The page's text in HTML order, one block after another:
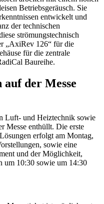
Betriebsgeräusch. Sie
entwickelt und
der technischen
strömungstechnisch
„AxiRev 126“ für die
für die zentrale
Baureihe.
der Messe
Luft- und Heiztechnik sowie
Messe enthüllt. Die erste
erfolgt am Montag,
sowie eine
und der Möglichkeit,
um 10:30 sowie um 14:30